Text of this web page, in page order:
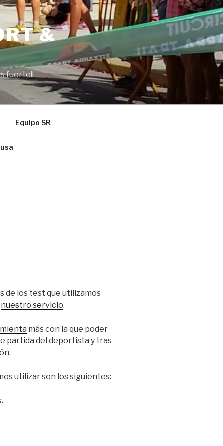
&
fuerte!!
Equipo SR
de los test que utilizamos
nuestro servicio.
más con la que poder
partida del deportista y tras
utilizar son los siguientes: